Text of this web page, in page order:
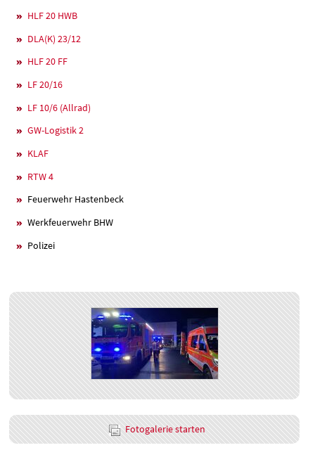
HLF 20 HWB
DLA(K) 23/12
HLF 20 FF
LF 20/16
LF 10/6 (Allrad)
GW-Logistik 2
KLAF
RTW 4
Feuerwehr Hastenbeck
Werkfeuerwehr BHW
Polizei
Fotogalerie starten